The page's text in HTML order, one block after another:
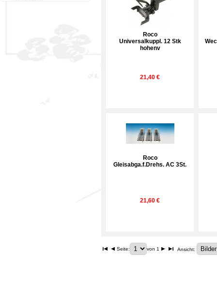
Roco
Universalkuppl. 12 Stk
hohenv
21,40 €
Roco
Gleisabga.f.Drehs. AC 3St.
21,60 €
Seite: von 1 Ansicht: